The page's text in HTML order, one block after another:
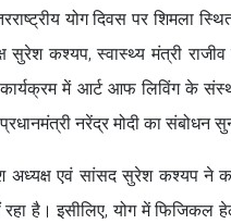
योग दिवस पर शिमला
सुरेश कश्यप, स्वास्थ्य मंत्री
कार्यक्रम में आर्ट आफ लिविंग के
नरेंद्र मोदी का संबोधन
अध्यक्ष एवं सांसद सुरेश कश्यप ने
रहा है। इसीलिए, योग में